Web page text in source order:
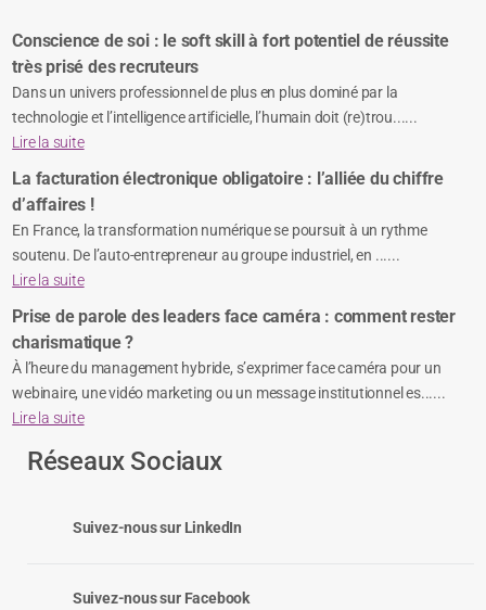
Conscience de soi : le soft skill à fort potentiel de réussite
très prisé des recruteurs
Dans un univers professionnel de plus en plus dominé par la
technologie et l’intelligence artificielle, l’humain doit (re)trou......
Lire la suite
La facturation électronique obligatoire : l’alliée du chiffre
d’affaires !
En France, la transformation numérique se poursuit à un rythme
soutenu. De l’auto-entrepreneur au groupe industriel, en ......
Lire la suite
Prise de parole des leaders face caméra : comment rester
charismatique ?
À l’heure du management hybride, s’exprimer face caméra pour un
webinaire, une vidéo marketing ou un message institutionnel es......
Lire la suite
Réseaux Sociaux
Suivez-nous sur LinkedIn
Suivez-nous sur Facebook